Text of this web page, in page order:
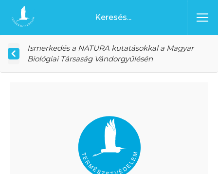
Ugrás a tartalomhoz
Főoldal
Ismerkedés a NATURA kutatásokkal a Magyar
Biológiai Társaság Vándorgyűlésén